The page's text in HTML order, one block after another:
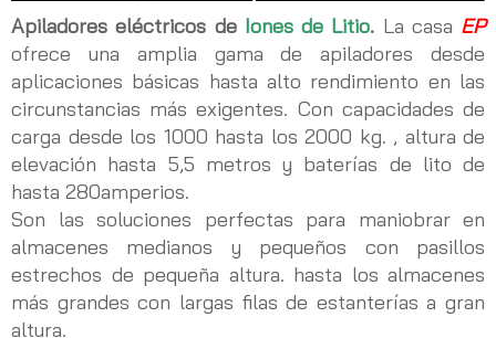
Apiladores eléctricos de Iones de Litio. La casa EP
ofrece una amplia gama de apiladores desde
aplicaciones básicas hasta alto rendimiento en las
circunstancias más exigentes. Con capacidades de
carga desde los 1000 hasta los 2000 kg. , altura de
elevación hasta 5,5 metros y baterías de lito de
hasta 280amperios.
Son las soluciones perfectas para maniobrar en
almacenes medianos y pequeños con pasillos
estrechos de pequeña altura. hasta los almacenes
más grandes con largas filas de estanterías a gran
altura.